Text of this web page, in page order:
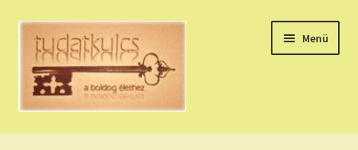
Ugrás
navigációhoz
Kilépés
tartalomba
Menü
HÚZZ EGY KÁRTYÁT!